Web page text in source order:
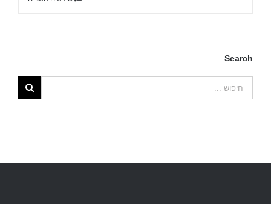
Search